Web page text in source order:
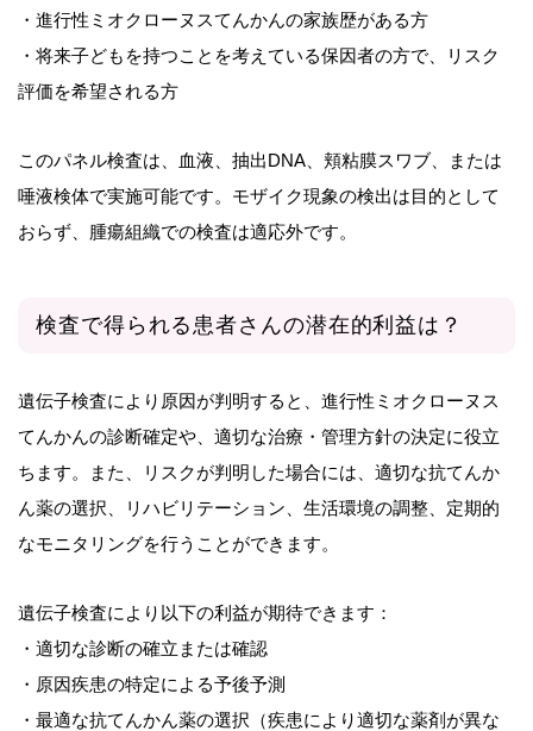
・進行性ミオクローヌスてんかんの家族歴がある方
・将来子どもを持つことを考えている保因者の方で、リスク
評価を希望される方
このパネル検査は、血液、抽出DNA、頬粘膜スワブ、または
唾液検体で実施可能です。モザイク現象の検出は目的として
おらず、腫瘍組織での検査は適応外です。
検査で得られる患者さんの潜在的利益は？
遺伝子検査により原因が判明すると、進行性ミオクローヌス
てんかんの診断確定や、適切な治療・管理方針の決定に役立
ちます。また、リスクが判明した場合には、適切な抗てんか
ん薬の選択、リハビリテーション、生活環境の調整、定期的
なモニタリングを行うことができます。
遺伝子検査により以下の利益が期待できます：
・適切な診断の確立または確認
・原因疾患の特定による予後予測
・最適な抗てんかん薬の選択（疾患により適切な薬剤が異な